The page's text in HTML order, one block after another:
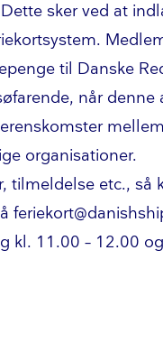
sker ved at
til Danske
når denne
organisationer.
tilmeldelse etc., så
kl. 11.00 – 12.00